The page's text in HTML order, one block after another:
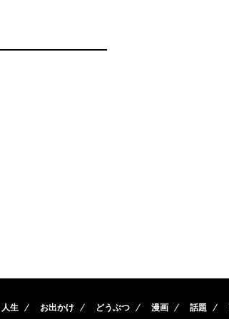
生 お出かけ どうぶつ 漫画 話題